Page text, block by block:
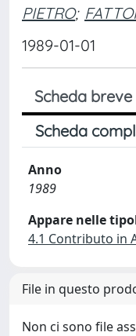
PIETRO;
1989-01-01
Scheda breve
Scheda
Anno
1989
Appare nelle
4.1 Contributo in
File in questo
Non ci sono file